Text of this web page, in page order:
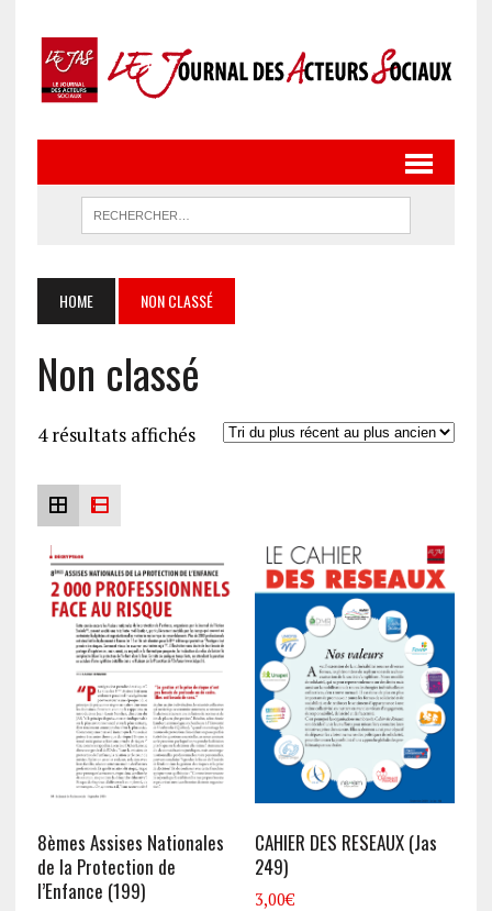
HOME NON CLASSÉ
Non classé
4 résultats affichésTrié
plus
ancien
8èmes Assises Nationales
de la Protection de
l’Enfance (199)
CAHIER DES RESEAUX (Jas
249)
3,00€